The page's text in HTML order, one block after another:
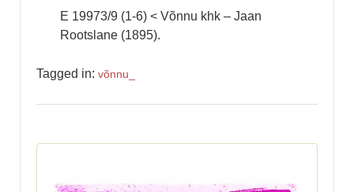
E 19973/9 (1-6) < Võnnu khk – Jaan
Rootslane (1895).
Tagged in: võnnu_